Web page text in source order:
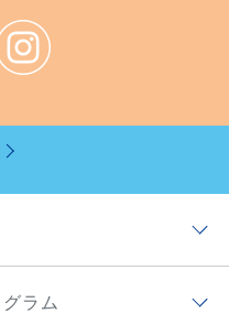
ラム